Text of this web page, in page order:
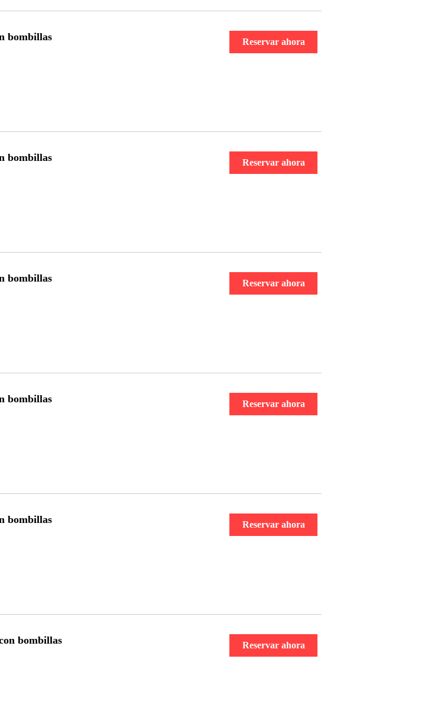
bombillas Reservar ahora
bombillas Reservar ahora
bombillas Reservar ahora
bombillas Reservar ahora
bombillas Reservar ahora
bombillas Reservar ahora